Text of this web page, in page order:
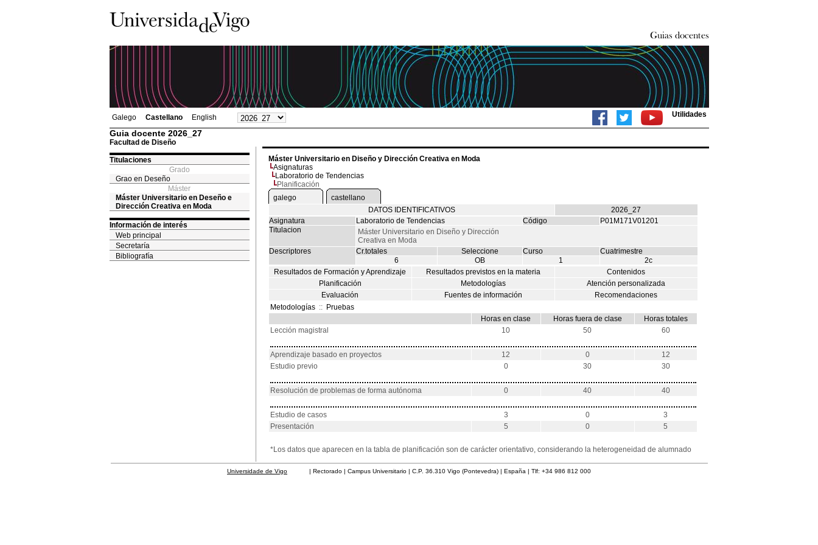
Galego Castellano English Utilidades
Guia docente 2026_27
Facultad de Diseño
Titulaciones
Grado
Grao en Deseño
Máster
Máster Universitario en Deseño e
Dirección Creativa en Moda
Información de interés
Web principal
Secretaría
Bibliografía
Máster Universitario en Diseño y Dirección Creativa en Moda
Asignaturas
Laboratorio de Tendencias
Planificación
galego
castellano
DATOS IDENTIFICATIVOS
2026_27
Asignatura
Laboratorio de Tendencias Código
P01M171V01201
Titulacion
Máster Universitario en Diseño y Dirección
Creativa en Moda
Descriptores
Cr.totales Seleccione Curso
Cuatrimestre
6
OB 1
2c
Resultados de Formación y Aprendizaje
Resultados previstos en la materia
Contenidos
Planificación
Metodologías
Atención personalizada
Evaluación
Fuentes de información
Recomendaciones
Metodologías:: Pruebas
Horas en clase
Horas fuera de clase
Horas totales
Lección magistral
10 50 60
Aprendizaje basado en proyectos 12 0
12
Estudio previo
0 30 30
Resolución de problemas de forma autónoma 0 40 40
Estudio de casos 3 0
3
Presentación
5 0 5
*Los datos que aparecen en la tabla de planificación son de carácter orientativo, considerando la heterogeneidad de alumnado
Universidade de Vigo | Rectorado | Campus Universitario | C.P. 36.310 Vigo (Pontevedra) | España | Tlf: +34 986 812 000